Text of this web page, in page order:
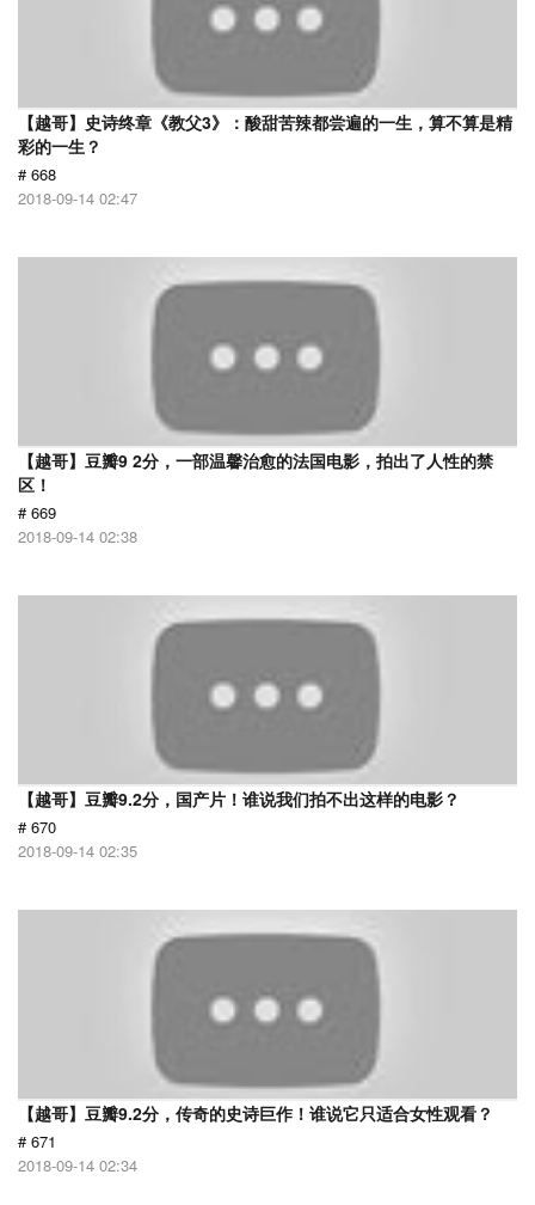
【越哥】史诗终章《教父3》：酸甜苦辣都尝遍的一生，算不算是精
彩的一生？
# 668
2018-09-14 02:47
【越哥】豆瓣9 2分，一部温馨治愈的法国电影，拍出了人性的禁
区！
# 669
2018-09-14 02:38
【越哥】豆瓣9.2分，国产片！谁说我们拍不出这样的电影？
# 670
2018-09-14 02:35
【越哥】豆瓣9.2分，传奇的史诗巨作！谁说它只适合女性观看？
# 671
2018-09-14 02:34